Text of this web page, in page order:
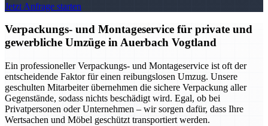
Jetzt Anfrage starten
Verpackungs- und Montageservice für private und
gewerbliche Umzüge in Auerbach Vogtland
Ein professioneller Verpackungs- und Montageservice ist oft der
entscheidende Faktor für einen reibungslosen Umzug. Unsere
geschulten Mitarbeiter übernehmen die sichere Verpackung aller
Gegenstände, sodass nichts beschädigt wird. Egal, ob bei
Privatpersonen oder Unternehmen – wir sorgen dafür, dass Ihre
Wertsachen und Möbel geschützt transportiert werden.